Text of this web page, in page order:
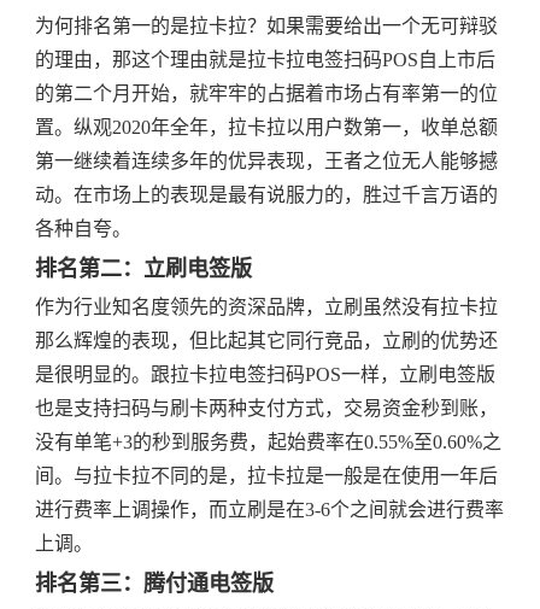
为何排名第一的是拉卡拉？如果需要给出一个无可辩驳
的理由，那这个理由就是拉卡拉电签扫码POS自上市后
的第二个月开始，就牢牢的占据着市场占有率第一的位
置。纵观2020年全年，拉卡拉以用户数第一，收单总额
第一继续着连续多年的优异表现，王者之位无人能够撼
动。在市场上的表现是最有说服力的，胜过千言万语的
各种自夸。
排名第二：立刷电签版
作为行业知名度领先的资深品牌，立刷虽然没有拉卡拉
那么辉煌的表现，但比起其它同行竞品，立刷的优势还
是很明显的。跟拉卡拉电签扫码POS一样，立刷电签版
也是支持扫码与刷卡两种支付方式，交易资金秒到账，
没有单笔+3的秒到服务费，起始费率在0.55%至0.60%之
间。与拉卡拉不同的是，拉卡拉是一般是在使用一年后
进行费率上调操作，而立刷是在3-6个之间就会进行费率
上调。
排名第三：腾付通电签版